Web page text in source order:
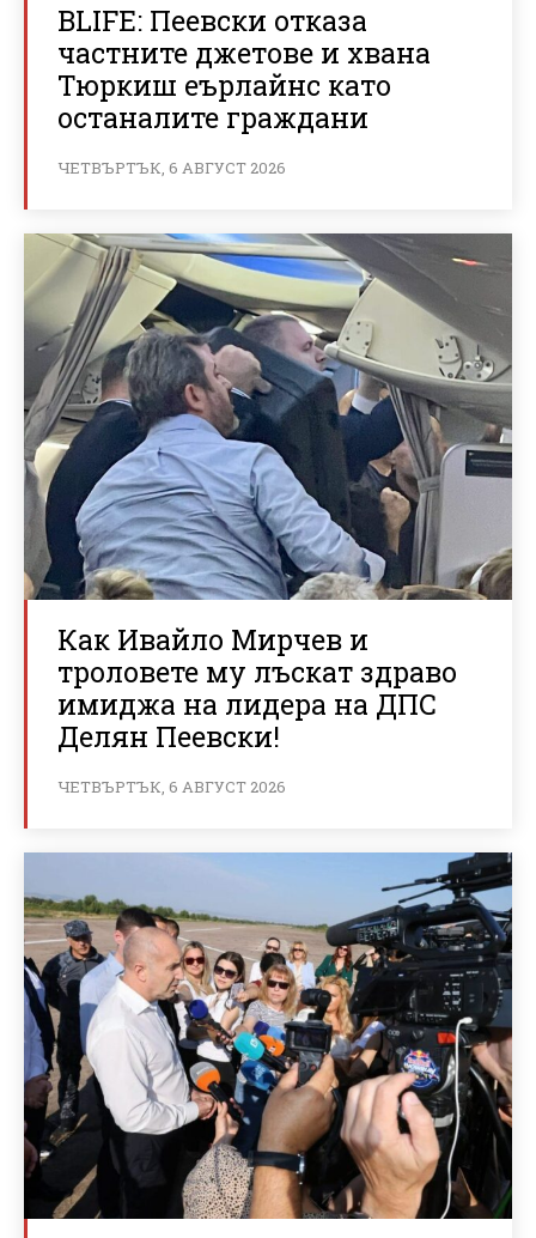
BLIFE: Пеевски отказа
частните джетове и хвана
Тюркиш еърлайнс като
останалите граждани
ЧЕТВЪРТЪК, 6 АВГУСТ 2026
Как Ивайло Мирчев и
троловете му лъскат здраво
имиджа на лидера на ДПС
Делян Пеевски!
ЧЕТВЪРТЪК, 6 АВГУСТ 2026